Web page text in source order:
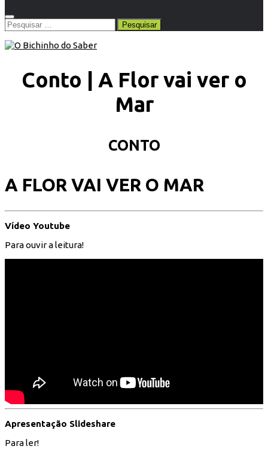
Pesquisar
por:
Conto | A Flor vai ver o
Mar
CONTO
A FLOR VAI VER O MAR
Vídeo Youtube
Para ouvir a leitura!
Apresentação Slideshare
Para ler!